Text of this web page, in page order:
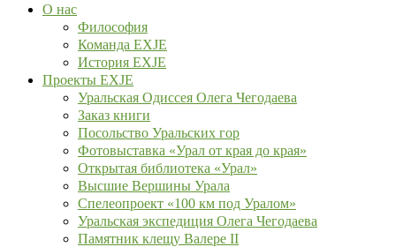
О нас
Философия
Команда EXJE
История EXJE
Проекты EXJE
Уральская Одиссея Олега Чегодаева
Заказ книги
Посольство Уральских гор
Фотовыставка «Урал от края до края»
Открытая библиотека «Урал»
Высшие Вершины Урала
Спелеопроект «100 км под Уралом»
Уральская экспедиция Олега Чегодаева
Памятник клещу Валере II